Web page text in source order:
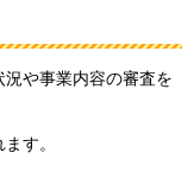
や事業内容の審査を
す。